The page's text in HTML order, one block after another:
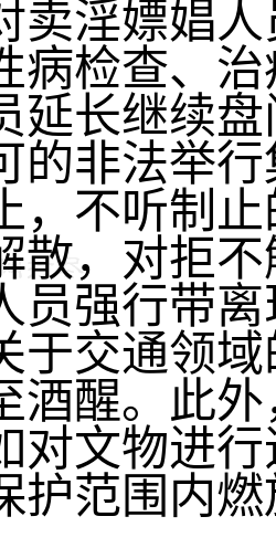
卖淫嫖娼
病检查、
延长继续
的非法举
，不听制
散，对拒
员强行带
于交通领
酒醒。此
对文物进
护范围内